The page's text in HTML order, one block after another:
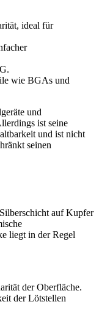
ideal für
wie BGAs und
und
ist seine
und ist nicht
seinen
auf Kupfer
liegt in der Regel
der Oberfläche.
der Lötstellen